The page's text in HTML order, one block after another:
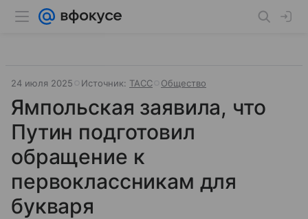
24 июля 2025 Источник: ТАСС Общество
Ямпольская заявила, что
Путин подготовил
обращение к
первоклассникам для
букваря